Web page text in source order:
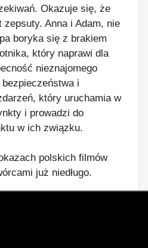
Okazuje się, że
Anna i Adam, nie
boryka się z brakiem
który naprawi dla
nieznajomego
i
który uruchamia w
i prowadzi do
w ich związku.
polskich filmów
już niedługo.